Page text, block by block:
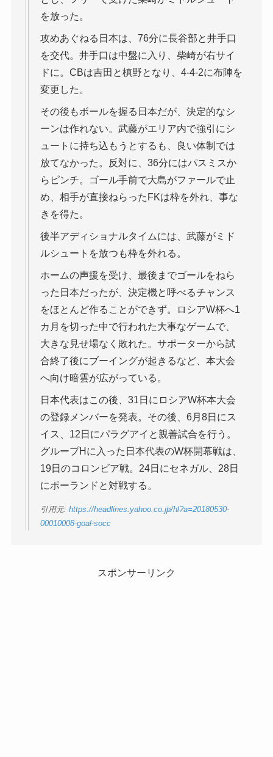
を放った。
攻めあぐねる日本は、76分に長谷部と井手口
を交代。井手口は中盤に入り、柴崎が右サイ
ドに。CBは吉田と槙野となり、4-4-2に布陣を
変更した。
その後もボールを握る日本だが、決定的なシ
ーンは作れない。武藤がエリア内で強引にシ
ュートに持ち込もうとするも、良い体制では
放てなかった。反対に、36分にはパスミスか
らピンチ。ゴール手前で大島がファールで止
め、相手が直接ねらったFKは枠を外れ、事な
きを得た。
後半アディショナルタイムには、武藤がミド
ルシュートを放つも枠を外れる。
ホームの声援を受け、最後までゴールをねら
った日本だったが、決定機と呼べるチャンス
をほとんど作ることができず。ロシアW杯へ1
カ月を切った中で行われた大事なゲームで、
大きな見せ場なく敗れた。サポーターから試
合終了後にブーイングが起きるなど、本大会
へ向け暗雲が広がっている。
日本代表はこの後、31日にロシアW杯本大会
の登録メンバーを発表。その後、6月8日にス
イス、12日にパラグアイと親善試合を行う。
グループHに入った日本代表のW杯開幕戦は、
19日のコロンビア戦。24日にセネガル、28日
にポーランドと対戦する。
引用元: https://headlines.yahoo.co.jp/hl?a=20180530-
00010008-goal-socc
スポンサーリンク